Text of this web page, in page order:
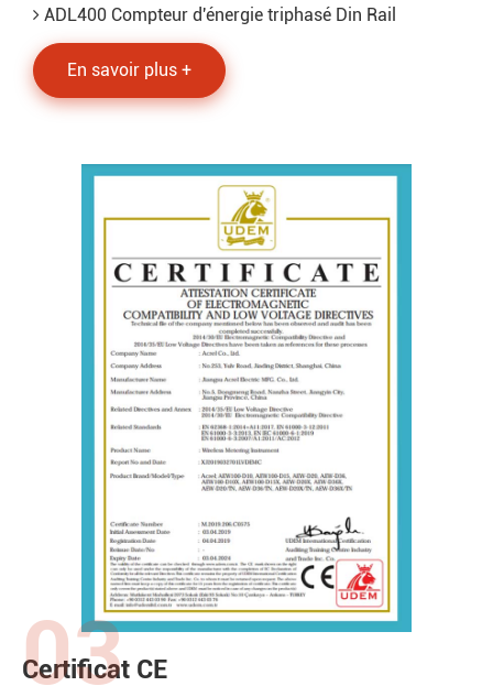
ADL400 Compteur d'énergie triphasé Din Rail
En savoir plus +
Certificat CE
03